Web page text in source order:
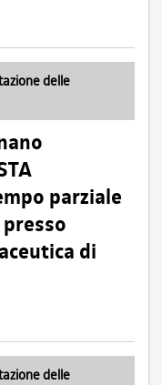
delle
parziale
di
delle